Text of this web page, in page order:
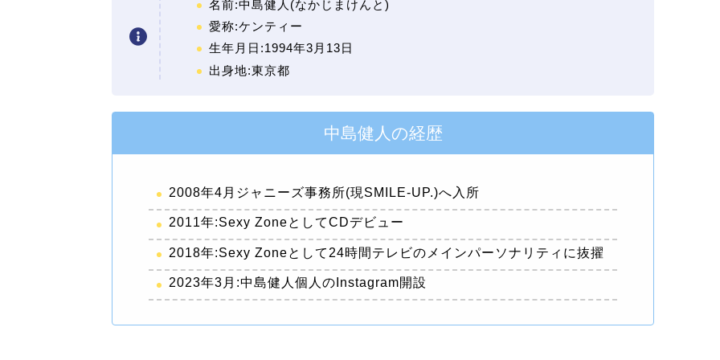
名前:中島健人(なかじまけんと)
愛称:ケンティー
生年月日:1994年3月13日
出身地:東京都
中島健人の経歴
2008年4月ジャニーズ事務所(現SMILE-UP.)へ入所
2011年:Sexy ZoneとしてCDデビュー
2018年:Sexy Zoneとして24時間テレビのメインパーソナリティに抜擢
2023年3月:中島健人個人のInstagram開設